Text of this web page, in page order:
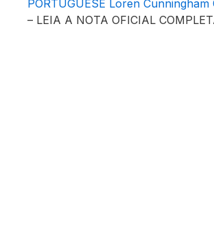
PORTUGUESE Loren Cunningham
– LEIA A NOTA OFICIAL